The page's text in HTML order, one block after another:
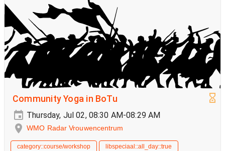
Community Yoga in BoTu
Thursday, Jul 02, 08:30 AM-08:29 AM
WMO Radar Vrouwencentrum
category::course/workshop
libspeciaal::all_day::true